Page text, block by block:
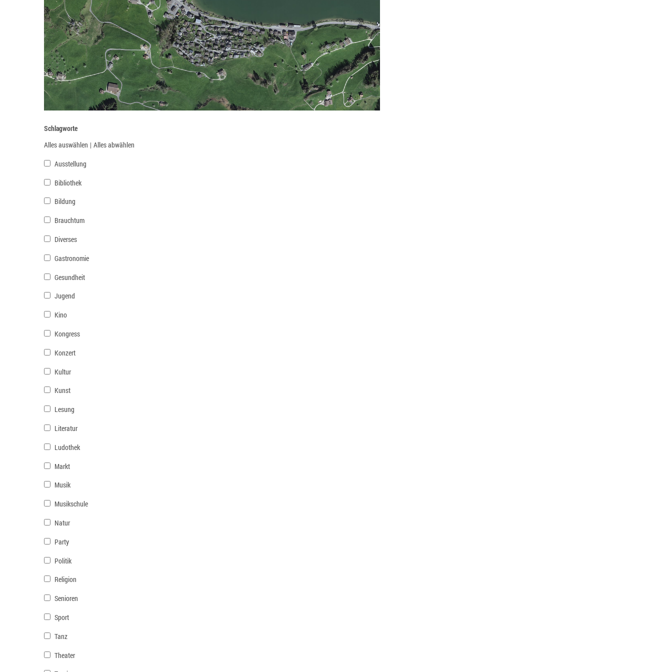
Schlagworte
Alles auswählen | Alles abwählen
Ausstellung
Bibliothek
Bildung
Brauchtum
Diverses
Gastronomie
Gesundheit
Jugend
Kino
Kongress
Konzert
Kultur
Kunst
Lesung
Literatur
Ludothek
Markt
Musik
Musikschule
Natur
Party
Politik
Religion
Senioren
Sport
Tanz
Theater